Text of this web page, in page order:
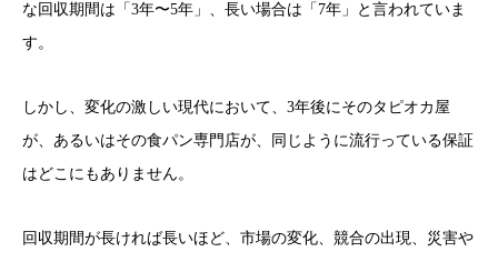
な回収期間は「3年〜5年」、長い場合は「7年」と言われていま
す。
しかし、変化の激しい現代において、3年後にそのタピオカ屋
が、あるいはその食パン専門店が、同じように流行っている保証
はどこにもありません。
回収期間が長ければ長いほど、市場の変化、競合の出現、災害や